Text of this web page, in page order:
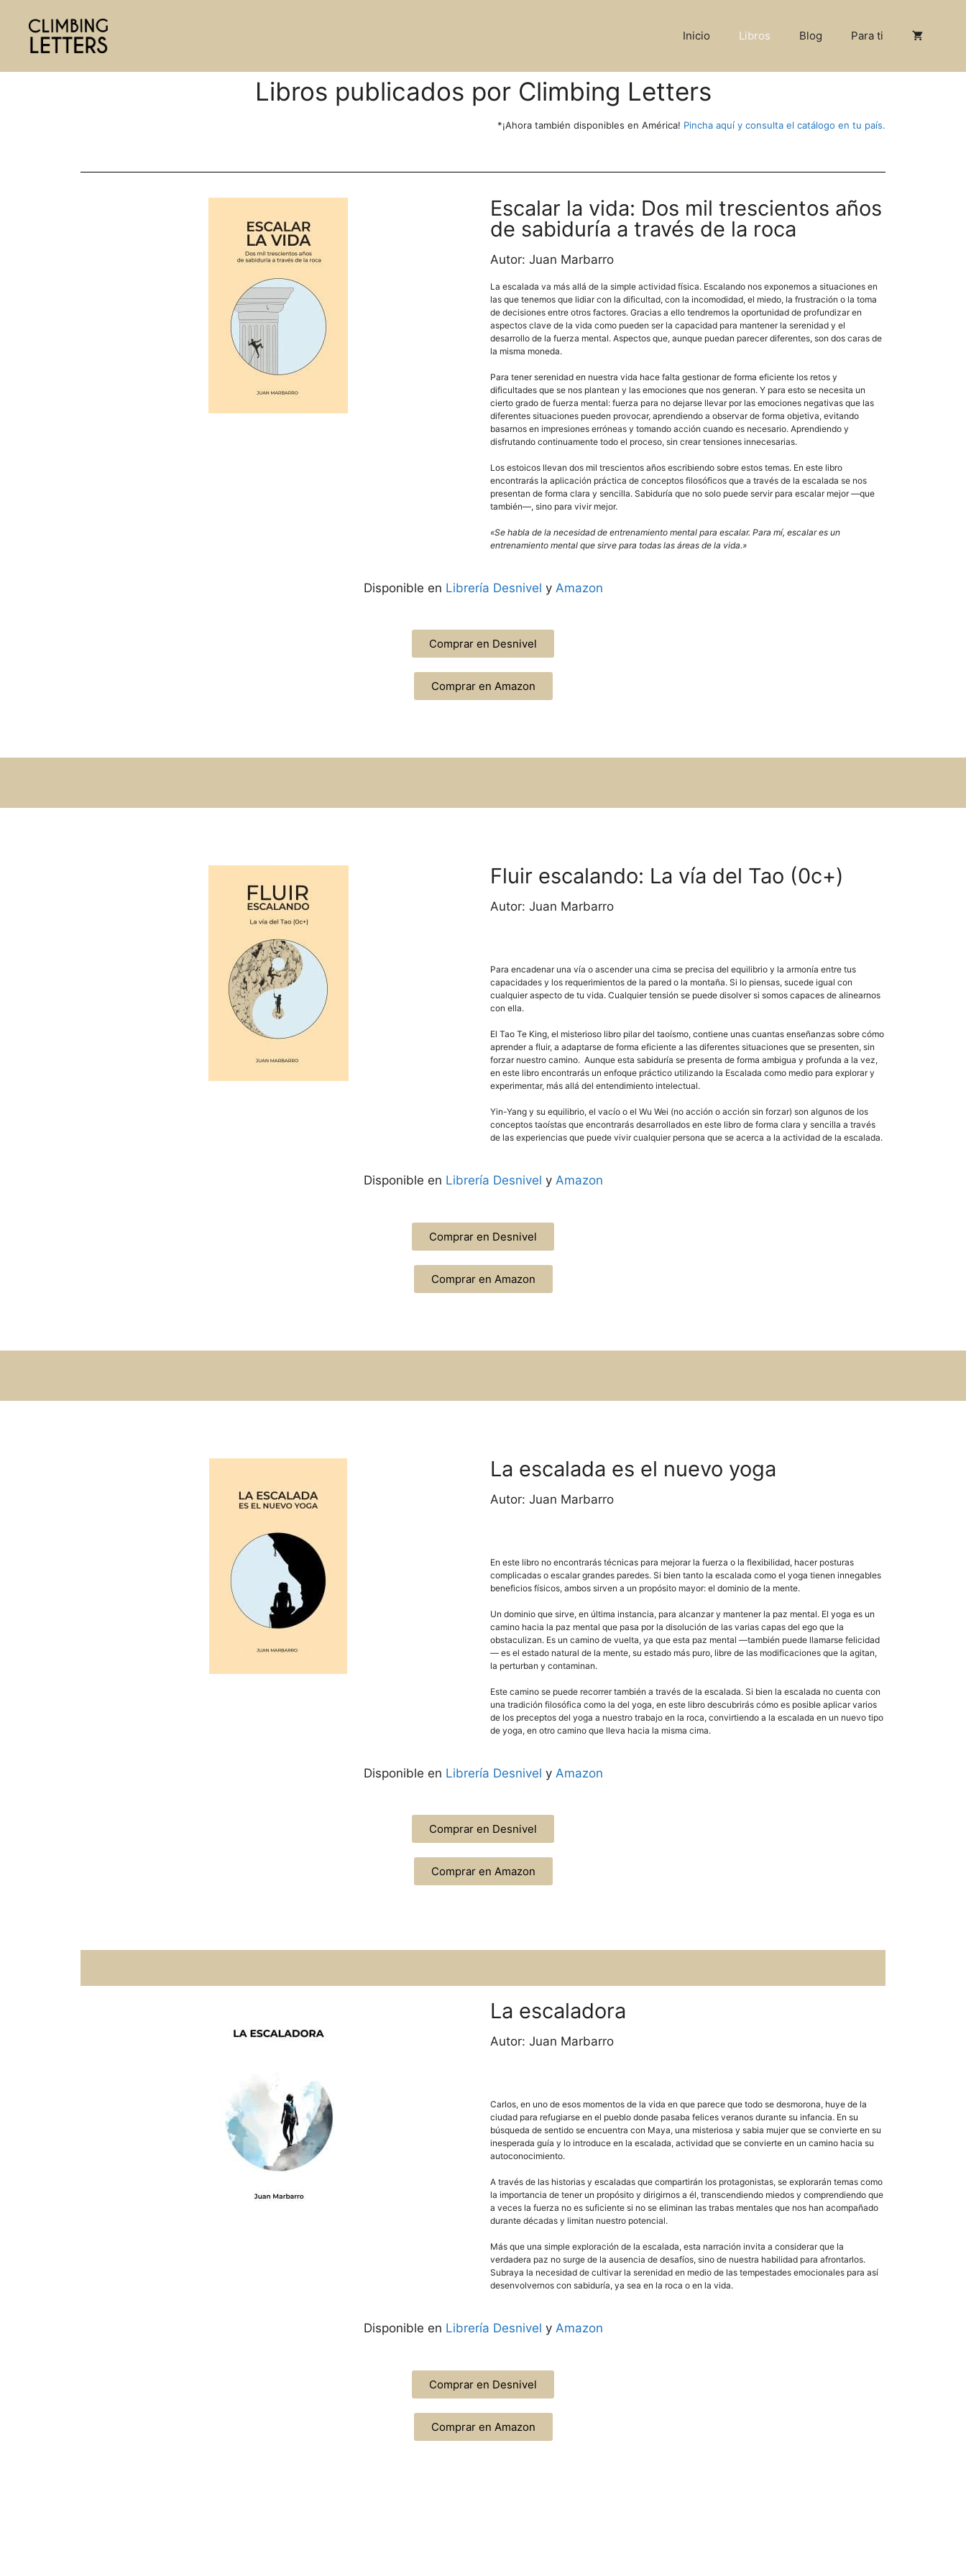
Inicio Libros Blog Para ti
Libros publicados por Climbing Letters
*¡Ahora también disponibles en América! Pincha aquí y consulta el catálogo en tu país.
Escalar la vida: Dos mil trescientos años
de sabiduría a través de la roca
Autor: Juan Marbarro
La escalada va más allá de la simple actividad física. Escalando nos exponemos a situaciones en
las que tenemos que lidiar con la dificultad, con la incomodidad, el miedo, la frustración o la toma
de decisiones entre otros factores. Gracias a ello tendremos la oportunidad de profundizar en
aspectos clave de la vida como pueden ser la capacidad para mantener la serenidad y el
desarrollo de la fuerza mental. Aspectos que, aunque puedan parecer diferentes, son dos caras de
la misma moneda.
Para tener serenidad en nuestra vida hace falta gestionar de forma eficiente los retos y
dificultades que se nos plantean y las emociones que nos generan. Y para esto se necesita un
cierto grado de fuerza mental: fuerza para no dejarse llevar por las emociones negativas que las
diferentes situaciones pueden provocar, aprendiendo a observar de forma objetiva, evitando
basarnos en impresiones erróneas y tomando acción cuando es necesario. Aprendiendo y
disfrutando continuamente todo el proceso, sin crear tensiones innecesarias.
Los estoicos llevan dos mil trescientos años escribiendo sobre estos temas. En este libro
encontrarás la aplicación práctica de conceptos filosóficos que a través de la escalada se nos
presentan de forma clara y sencilla. Sabiduría que no solo puede servir para escalar mejor —que
también—, sino para vivir mejor.
«Se habla de la necesidad de entrenamiento mental para escalar. Para mí, escalar es un
entrenamiento mental que sirve para todas las áreas de la vida.»
Disponible en Librería Desnivel y Amazon
Comprar en Desnivel
Comprar en Amazon
Fluir escalando: La vía del Tao (0c+)
Autor: Juan Marbarro
Para encadenar una vía o ascender una cima se precisa del equilibrio y la armonía entre tus
capacidades y los requerimientos de la pared o la montaña. Si lo piensas, sucede igual con
cualquier aspecto de tu vida. Cualquier tensión se puede disolver si somos capaces de alinearnos
con ella.
El Tao Te King, el misterioso libro pilar del taoísmo, contiene unas cuantas enseñanzas sobre cómo
aprender a fluir, a adaptarse de forma eficiente a las diferentes situaciones que se presenten, sin
forzar nuestro camino. Aunque esta sabiduría se presenta de forma ambigua y profunda a la vez,
en este libro encontrarás un enfoque práctico utilizando la Escalada como medio para explorar y
experimentar, más allá del entendimiento intelectual.
Yin-Yang y su equilibrio, el vacío o el Wu Wei (no acción o acción sin forzar) son algunos de los
conceptos taoístas que encontrarás desarrollados en este libro de forma clara y sencilla a través
de las experiencias que puede vivir cualquier persona que se acerca a la actividad de la escalada.
Disponible en Librería Desnivel y Amazon
Comprar en Desnivel
Comprar en Amazon
La escalada es el nuevo yoga
Autor: Juan Marbarro
En este libro no encontrarás técnicas para mejorar la fuerza o la flexibilidad, hacer posturas
complicadas o escalar grandes paredes. Si bien tanto la escalada como el yoga tienen innegables
beneficios físicos, ambos sirven a un propósito mayor: el dominio de la mente.
Un dominio que sirve, en última instancia, para alcanzar y mantener la paz mental. El yoga es un
camino hacia la paz mental que pasa por la disolución de las varias capas del ego que la
obstaculizan. Es un camino de vuelta, ya que esta paz mental —también puede llamarse felicidad
— es el estado natural de la mente, su estado más puro, libre de las modificaciones que la agitan,
la perturban y contaminan.
Este camino se puede recorrer también a través de la escalada. Si bien la escalada no cuenta con
una tradición filosófica como la del yoga, en este libro descubrirás cómo es posible aplicar varios
de los preceptos del yoga a nuestro trabajo en la roca, convirtiendo a la escalada en un nuevo tipo
de yoga, en otro camino que lleva hacia la misma cima.
Disponible en Librería Desnivel y Amazon
Comprar en Desnivel
Comprar en Amazon
La escaladora
Autor: Juan Marbarro
Carlos, en uno de esos momentos de la vida en que parece que todo se desmorona, huye de la
ciudad para refugiarse en el pueblo donde pasaba felices veranos durante su infancia. En su
búsqueda de sentido se encuentra con Maya, una misteriosa y sabia mujer que se convierte en su
inesperada guía y lo introduce en la escalada, actividad que se convierte en un camino hacia su
autoconocimiento.
A través de las historias y escaladas que compartirán los protagonistas, se explorarán temas como
la importancia de tener un propósito y dirigirnos a él, transcendiendo miedos y comprendiendo que
a veces la fuerza no es suficiente si no se eliminan las trabas mentales que nos han acompañado
durante décadas y limitan nuestro potencial.
Más que una simple exploración de la escalada, esta narración invita a considerar que la
verdadera paz no surge de la ausencia de desafíos, sino de nuestra habilidad para afrontarlos.
Subraya la necesidad de cultivar la serenidad en medio de las tempestades emocionales para así
desenvolvernos con sabiduría, ya sea en la roca o en la vida.
Disponible en Librería Desnivel y Amazon
Comprar en Desnivel
Comprar en Amazon